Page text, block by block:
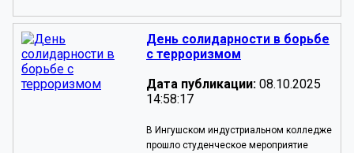
День солидарности в борьбе
с терроризмом
Дата публикации: 08.10.2025
14:58:17
В Ингушском индустриальном колледже
прошло студенческое мероприятие